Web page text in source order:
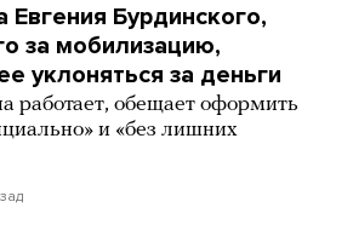
Евгения Бурдинского,
за мобилизацию,
уклоняться за деньги
работает, обещает оформить
и «без лишних